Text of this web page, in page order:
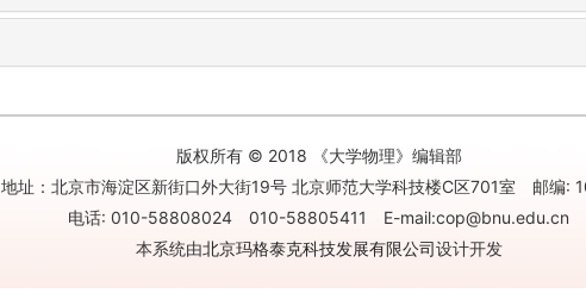
版权所有 © 2018 《大学物理》编辑部
地址：北京市海淀区新街口外大街19号 北京师范大学科技楼C区701室 邮编:
电话: 010-58808024 010-58805411 E-mail:cop@bnu.edu.cn
本系统由北京玛格泰克科技发展有限公司设计开发